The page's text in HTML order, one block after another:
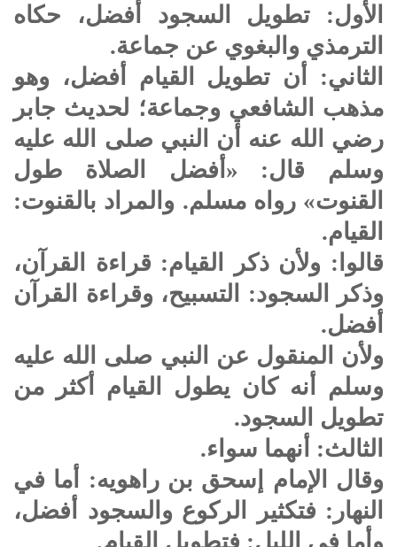
الأول: تطويل السجود أفضل، حكاه
الترمذي والبغوي عن جماعة.
الثاني: أن تطويل القيام أفضل، وهو
مذهب الشافعي وجماعة؛ لحديث جابر
رضي الله عنه أن النبي صلى الله عليه
وسلم قال: «أفضل الصلاة طول
القنوت» رواه مسلم. والمراد بالقنوت:
القيام.
قالوا: ولأن ذكر القيام: قراءة القرآن،
وذكر السجود: التسبيح، وقراءة القرآن
أفضل.
ولأن المنقول عن النبي صلى الله عليه
وسلم أنه كان يطول القيام أكثر من
تطويل السجود.
الثالث: أنهما سواء.
وقال الإمام إسحق بن راهويه: أما في
النهار: فتكثير الركوع والسجود أفضل،
وأما في الليل: فتطويل القيام.